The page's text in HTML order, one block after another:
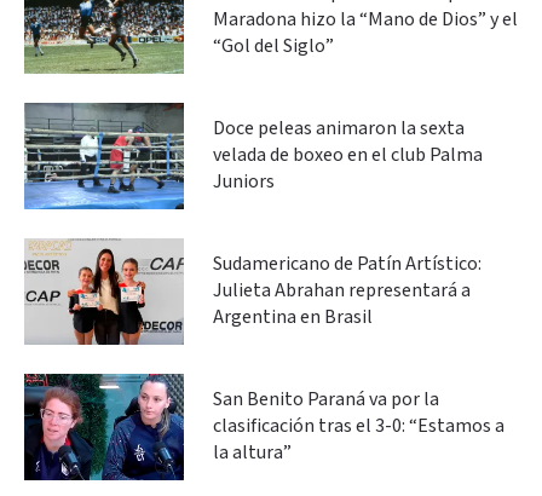
Maradona hizo la “Mano de Dios” y el
“Gol del Siglo”
Doce peleas animaron la sexta
velada de boxeo en el club Palma
Juniors
Sudamericano de Patín Artístico:
Julieta Abrahan representará a
Argentina en Brasil
San Benito Paraná va por la
clasificación tras el 3-0: “Estamos a
la altura”